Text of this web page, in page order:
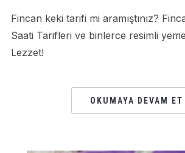
Fincan keki tarifi mi aramıştınız?
Saati Tarifleri ve binlerce resimli
Lezzet!
OKUMAYA DEVAM ET